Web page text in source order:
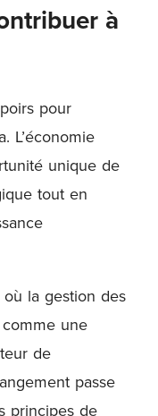
à
pour
L’économie
unique de
tout en
la gestion des
une
de
passe
principes de